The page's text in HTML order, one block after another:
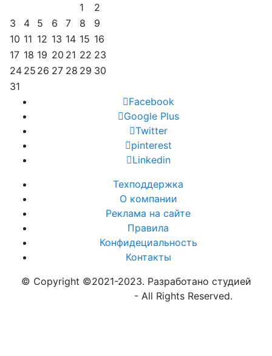
1
2
3
4 5 6 7 8
9
10 11 12 13 14 15 16
17 18 19 20 21 22 23
24 25 26 27 28 29 30
31
Facebook
Google Plus
Twitter
pinterest
Linkedin
Техподдержка
О компании
Реклама на сайте
Правила
Конфидециальность
Контакты
© Copyright ©2021-2023. Разработано студией
- All Rights Reserved.